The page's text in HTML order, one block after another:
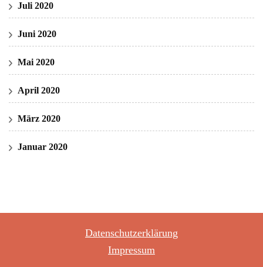
Juli 2020
Juni 2020
Mai 2020
April 2020
März 2020
Januar 2020
Datenschutzerklärung
Impressum